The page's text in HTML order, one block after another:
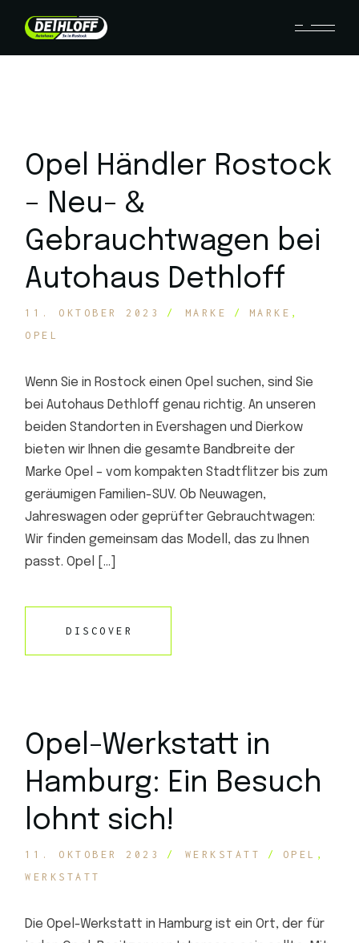
Opel Händler Rostock
– Neu- &
Gebrauchtwagen bei
Autohaus Dethloff
11. OKTOBER 2023 MARKE
MARKE
OPEL
Wenn Sie in Rostock einen Opel suchen, sind Sie
bei Autohaus Dethloff genau richtig. An unseren
beiden Standorten in Evershagen und Dierkow
bieten wir Ihnen die gesamte Bandbreite der
Marke Opel – vom kompakten Stadtflitzer bis zum
geräumigen Familien-SUV. Ob Neuwagen,
Jahreswagen oder geprüfter Gebrauchtwagen:
Wir finden gemeinsam das Modell, das zu Ihnen
passt. Opel […]
DISCOVER
Opel-Werkstatt in
Hamburg: Ein Besuch
lohnt sich!
11. OKTOBER 2023 WERKSTATT
OPEL
WERKSTATT
Die Opel-Werkstatt in Hamburg ist ein Ort, der für